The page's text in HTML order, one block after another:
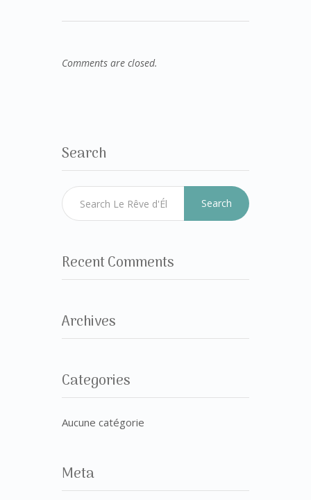
Comments are closed.
Search
Search
Recent Comments
Archives
Categories
Aucune catégorie
Meta